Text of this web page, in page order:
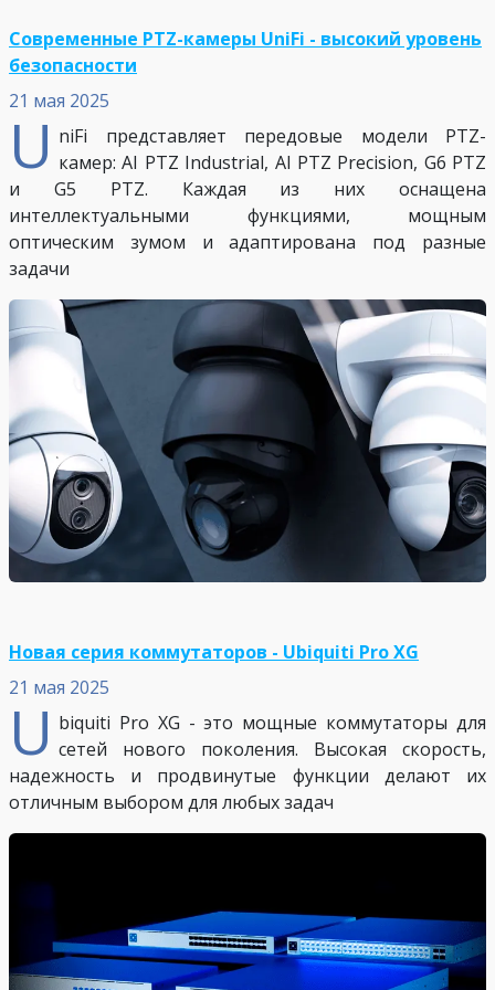
21 мая 2025
Современные PTZ-камеры UniFi - высокий уровень
безопасности
U niFi представляет передовые модели PTZ-
камер: AI PTZ Industrial, AI PTZ Precision, G6 PTZ
и G5 PTZ. Каждая из них оснащена
интеллектуальными функциями, мощным
оптическим зумом и адаптирована под разные
задачи
21 мая 2025
Новая серия коммутаторов - Ubiquiti Pro XG
U biquiti Pro XG - это мощные коммутаторы для
сетей нового поколения. Высокая скорость,
надежность и продвинутые функции делают их
отличным выбором для любых задач